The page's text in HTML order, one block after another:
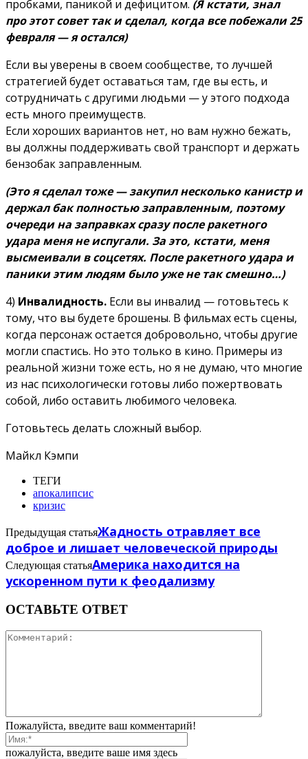
пробками, паникой и дефицитом. (Я кстати, знал
про этот совет так и сделал, когда все побежали 25
февраля — я остался)
Если вы уверены в своем сообществе, то лучшей
стратегией будет оставаться там, где вы есть, и
сотрудничать с другими людьми — у этого подхода
есть много преимуществ.
Если хороших вариантов нет, но вам нужно бежать,
вы должны поддерживать свой транспорт и держать
бензобак заправленным.
(Это я сделал тоже — закупил несколько канистр и
держал бак полностью заправленным, поэтому
очереди на заправках сразу после ракетного
удара меня не испугали. За это, кстати, меня
высмеивали в соцсетях. После ракетного удара и
паники этим людям было уже не так смешно…)
4) Инвалидность. Если вы инвалид — готовьтесь к
тому, что вы будете брошены. В фильмах есть сцены,
когда персонаж остается добровольно, чтобы другие
могли спастись. Но это только в кино. Примеры из
реальной жизни тоже есть, но я не думаю, что многие
из нас психологически готовы либо пожертвовать
собой, либо оставить любимого человека.
Готовьтесь делать сложный выбор.
Майкл Кэмпи
ТЕГИ
апокалипсис
кризис
Предыдущая статьяЖадность отравляет все
доброе и лишает человеческой природы
Следующая статьяАмерика находится на
ускоренном пути к феодализму
ОСТАВЬТЕ ОТВЕТ
Пожалуйста, введите ваш комментарий!
пожалуйста, введите ваше имя здесь